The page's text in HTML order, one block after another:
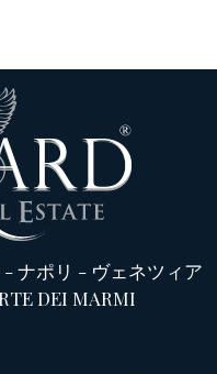
-ナポリ - ヴェネツィア
DEI MARMI